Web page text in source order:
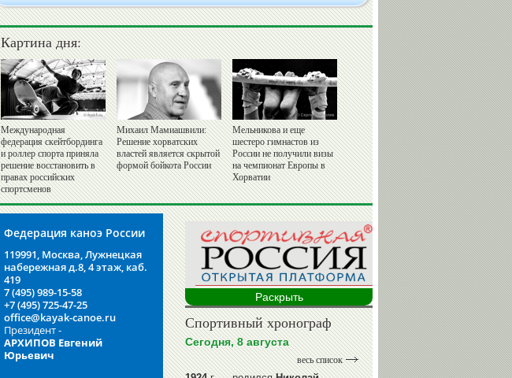
Картина дня:
Международная
федерация скейтбординга
и роллер спорта приняла
решение восстановить в
правах российских
спортсменов
Михаил Мамиашвили:
Решение хорватских
властей является скрытой
формой бойкота России
Мельникова и еще
шестеро гимнастов из
России не получили визы
на чемпионат Европы в
Хорватии
Федерация каноэ России
119991, Москва, Лужнецкая
набережная д.8, 4 этаж, каб.
419
7 (495) 989-15-58
+7 (495) 725-47-25
office@kayak-canoe.ru
Президент -
АРХИПОВ Евгений
Юрьевич
Раскрыть
Спортивный хронограф
Сегодня, 8 августа
весь список